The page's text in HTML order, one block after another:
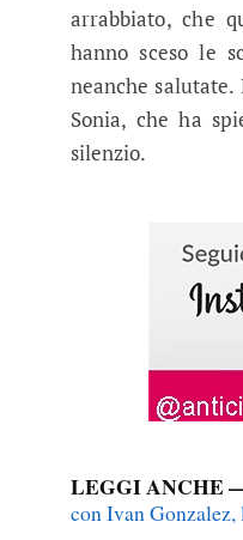
arrabbiato, che
hanno sceso le
neanche
Sonia, che ha
silenzio.
LEGGI ANCHE
con Ivan